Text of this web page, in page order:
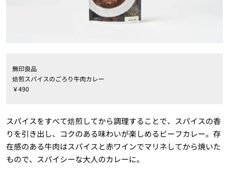
無印良品
焙煎スパイスのごろり牛肉カレー
￥490
スパイスをすべて焙煎してから調理することで、スパイスの香
りを引き出し、コクのある味わいが楽しめるビーフカレー。存
在感のある牛肉はスパイスと赤ワインでマリネしてから焼いた
もので、スパイシーな大人のカレーに。